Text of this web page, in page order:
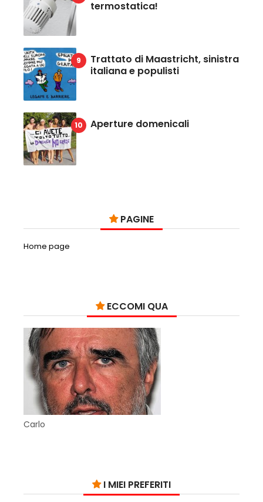
termostatica!
Trattato di Maastricht, sinistra
italiana e populisti
Aperture domenicali
PAGINE
Home page
ECCOMI QUA
Carlo
I MIEI PREFERITI